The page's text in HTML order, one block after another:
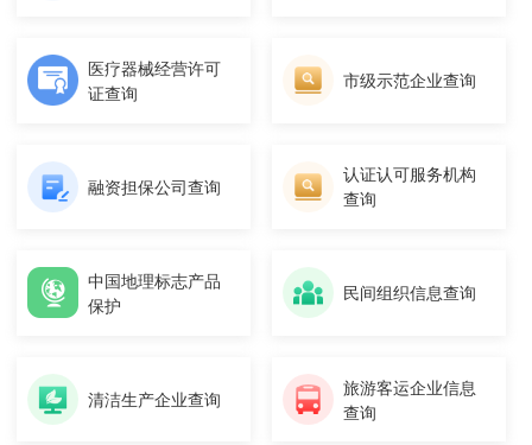
医疗器械经营许可
证查询
市级示范企业查询
融资担保公司查询
认证认可服务机构
查询
中国地理标志产品
保护
民间组织信息查询
清洁生产企业查询
旅游客运企业信息
查询